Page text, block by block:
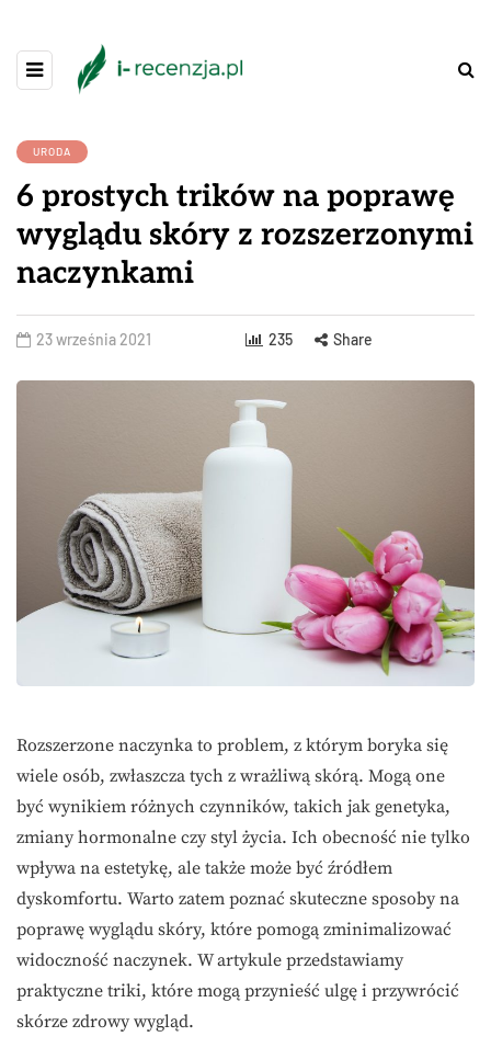
URODA
6 prostych trików na poprawę
wyglądu skóry z rozszerzonymi
naczynkami
23 września 2021 235 Share
Rozszerzone naczynka to problem, z którym boryka się
wiele osób, zwłaszcza tych z wrażliwą skórą. Mogą one
być wynikiem różnych czynników, takich jak genetyka,
zmiany hormonalne czy styl życia. Ich obecność nie tylko
wpływa na estetykę, ale także może być źródłem
dyskomfortu. Warto zatem poznać skuteczne sposoby na
poprawę wyglądu skóry, które pomogą zminimalizować
widoczność naczynek. W artykule przedstawiamy
praktyczne triki, które mogą przynieść ulgę i przywrócić
skórze zdrowy wygląd.